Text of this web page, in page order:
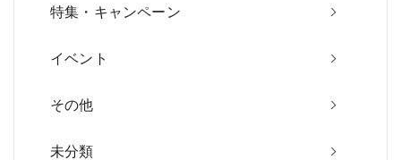
特集・キャンペーン
イベント
その他
未分類